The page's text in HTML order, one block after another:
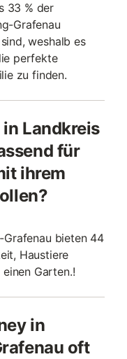
33 % der
Grafenau
weshalb es
perfekte
zu finden.
Landkreis
für
ihrem
Grafenau bieten 44
Haustiere
Garten.!
in
oft